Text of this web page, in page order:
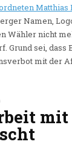
Matthias
Namen,
Wähler nicht
Grund sei, dass
mit der